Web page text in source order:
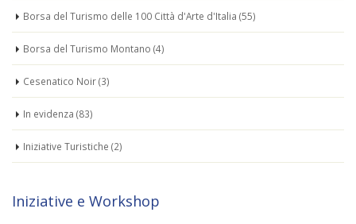
Borsa del Turismo delle 100 Città d'Arte d'Italia (55)
Borsa del Turismo Montano (4)
Cesenatico Noir(3)
In evidenza (83)
Iniziative Turistiche (2)
Iniziative e Workshop